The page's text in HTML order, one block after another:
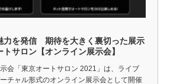
力を発信 期待を大きく裏切った展示
サロン【オンライン展示会】
会「東京オートサロン 2021」は、ライブ
チャル形式のオンライン展示会として開催